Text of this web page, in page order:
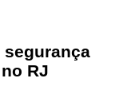
segurança
RJ